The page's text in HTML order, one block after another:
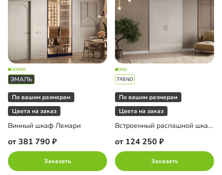
По вашим размерам
Цвета на заказ
Винный шкаф Лемари
от 381 790
Заказать
По вашим размерам
Цвета на заказ
Встроенный распашной шкаф Тино-2-1
от 124 250
Заказать